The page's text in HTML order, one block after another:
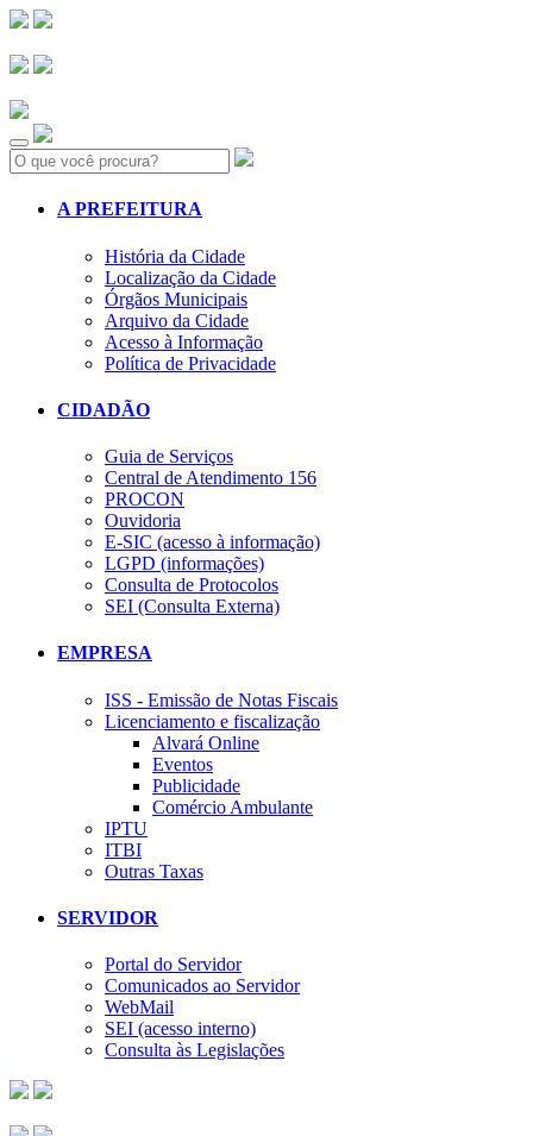
Search:
A PREFEITURA
História da Cidade
Localização da Cidade
Órgãos Municipais
Arquivo da Cidade
Acesso à Informação
Política de Privacidade
CIDADÃO
Guia de Serviços
Central de Atendimento 156
PROCON
Ouvidoria
E-SIC (acesso à informação)
LGPD (informações)
Consulta de Protocolos
SEI (Consulta Externa)
EMPRESA
ISS - Emissão de Notas Fiscais
Licenciamento e fiscalização
Alvará Online
Eventos
Publicidade
Comércio Ambulante
IPTU
ITBI
Outras Taxas
SERVIDOR
Portal do Servidor
Comunicados ao Servidor
WebMail
SEI (acesso interno)
Consulta às Legislações